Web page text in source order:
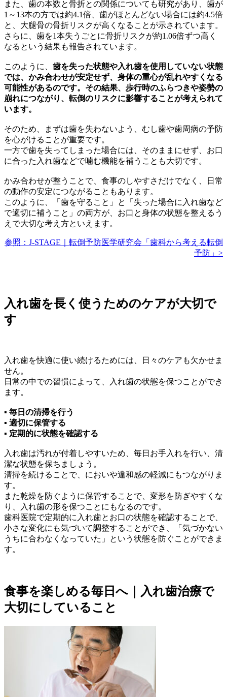
また、歯の本数と骨折との関係についても研究があり、歯が
1～13本の方では約4.1倍、歯がほとんどない場合には約4.5倍
と、大腿骨の骨折リスクが高くなることが示されています。
さらに、歯を1本失うごとに骨折リスクが約1.06倍ずつ高く
なるという結果も報告されています。
このように、 歯を失った状態や入れ歯を使用していない状態
では、かみ合わせが安定せず、身体の重心が乱れやすくなる
可能性があるのです。その結果、歩行時のふらつきや姿勢の
崩れにつながり、転倒のリスクに影響することが考えられて
います。
そのため、まずは歯を失わないよう、むし歯や歯周病の予防
を心がけることが重要です。
一方で歯を失ってしまった場合には、そのままにせず、お口
に合った入れ歯などで噛む機能を補うことも大切です。
かみ合わせが整うことで、食事のしやすさだけでなく、日常
の動作の安定につながることもあります。
このように、「歯を守ること」と「失った場合に入れ歯など
で適切に補うこと」の両方が、お口と身体の状態を整えるう
えで大切な考え方といえます。
参照：J-STAGE｜転倒予防医学研究会「歯科から考える転倒
予防」>
入れ歯を長く使うためのケアが大切で
す
入れ歯を快適に使い続けるためには、日々のケアも欠かせま
せん。
日常の中での習慣によって、入れ歯の状態を保つことができ
ます。
▪ 毎日の清掃を行う
▪ 適切に保管する
▪ 定期的に状態を確認する
入れ歯は汚れが付着しやすいため、毎日お手入れを行い、清
潔な状態を保ちましょう。
清掃を続けることで、においや違和感の軽減にもつながりま
す。
また乾燥を防ぐように保管することで、変形を防ぎやすくな
り、入れ歯の形を保つことにもなるのです。
歯科医院で定期的に入れ歯とお口の状態を確認することで、
小さな変化にも気づいて調整することができ、「気づかない
うちに合わなくなっていた」という状態を防ぐことができま
す。
食事を楽しめる毎日へ｜入れ歯治療で
大切にしていること